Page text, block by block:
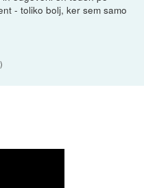
- toliko bolj, ker sem samo
)